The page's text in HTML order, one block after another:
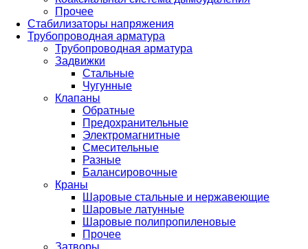
Прочее
Стабилизаторы напряжения
Трубопроводная арматура
Трубопроводная арматура
Задвижки
Стальные
Чугунные
Клапаны
Обратные
Предохранительные
Электромагнитные
Смесительные
Разные
Балансировочные
Краны
Шаровые стальные и нержавеющие
Шаровые латунные
Шаровые полипропиленовые
Прочее